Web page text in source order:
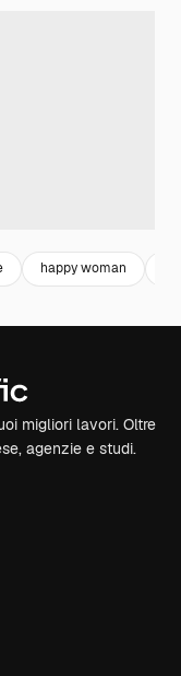
happy woman
migliori lavori. Oltre
agenzie e studi.